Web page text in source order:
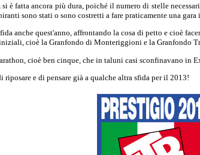
si è fatta ancora più dura, poiché il numero di stelle
sono stati o sono costretti a fare praticamente una gara
anche quest'anno, affrontando la cosa di petto e cioè
cioè la Granfondo di Monteriggioni e la Granfondo
cioè ben cinque, che in taluni casi sconfinavano in
riposare e di pensare già a qualche altra sfida per il 2013!